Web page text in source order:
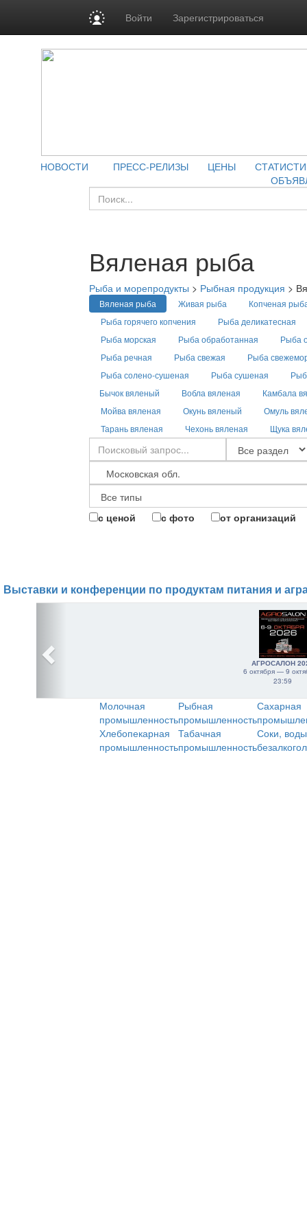
Войти Зарегистрироваться
НОВОСТИ ПРЕСС-РЕЛИЗЫ ЦЕНЫ
Вяленая рыба
Рыба и морепродукты > Рыбная продукция >
Вяленая рыба Живая рыба
Копченая
Рыба горячего копчения
Рыба деликатесная
Рыба морская
Рыба обработанная
Рыба
Рыба речная
Рыба свежая
Рыба
Рыба солено-сушеная
Рыба сушеная
Бычок вяленый
Вобла вяленая
Камбала
Мойва вяленая
Окунь вяленый
Омуль
Тарань вяленая
Чехонь вяленая Щука
с ценой с фото от организаций
Выставки и конференции по продуктам питания и
АГРОСАЛОН
6 октября — 9
23:59
Молочная
промышленность
Рыбная
промышленность
Сахарная
Хлебопекарная
промышленность
Табачная
промышленность
Соки,